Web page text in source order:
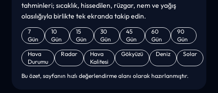
tahminleri; sıcaklık, hissedilen, rüzgar, nem ve yağış
olasılığıyla birlikte tek ekranda takip edin.
7
Gün
10
Gün
15
Gün
30
Gün
45
Gün
60
Gün
90
Gün
Hava
Durumu
Radar
Hava
Kalitesi
Gökyüzü Deniz Solar
Bu özet, sayfanın hızlı değerlendirme alanı olarak hazırlanmıştır.